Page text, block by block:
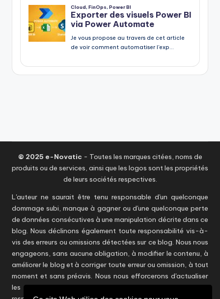
© 2025 e-Novatic - Toutes les marques citées, noms de
produits ou de services, ainsi que les logos sont les propriétés
de leurs sociétés respectives.
L'auteur ne saurait être tenu responsable d'un quelconque
dommage subi, manque à gagner ou d'une quelconque perte
de données consécutives à une manipulation décrite dans ce
blog. Nous déclinons également toute responsabilité vis-à-
vis des erreurs ou omissions détectées sur ce blog. Nous nous
engageons, sans aucune obligation, à modifier le contenu, à
améliorer le blog et à corriger toute erreur ou omission, à tout
moment et sans préavis. Nous nous efforcerons d'actualiser
les informations en temps utile sans toutefois être